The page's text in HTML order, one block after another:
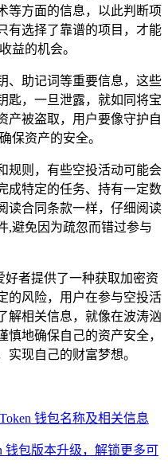
等方面的信息，以此判断项
有选择了靠谱的项目，才能
益的机会。
、助记词等重要信息，这些
匙，一旦泄露，就如同将宝
产被盗取，用户要像守护自
保资产的安全。
规则，有些空投活动可能会
成特定的任务、持有一定数
读合同条款一样，仔细阅读
,避免因为疏忽而错过参与
好者提供了一种获取加密资
的风险，用户在参与空投活
解相关信息，就像在波涛汹
地确保自己的资产安全，
现自己的财富梦想。
钱包名称及相关信息
钱包版本升级，解锁更多可